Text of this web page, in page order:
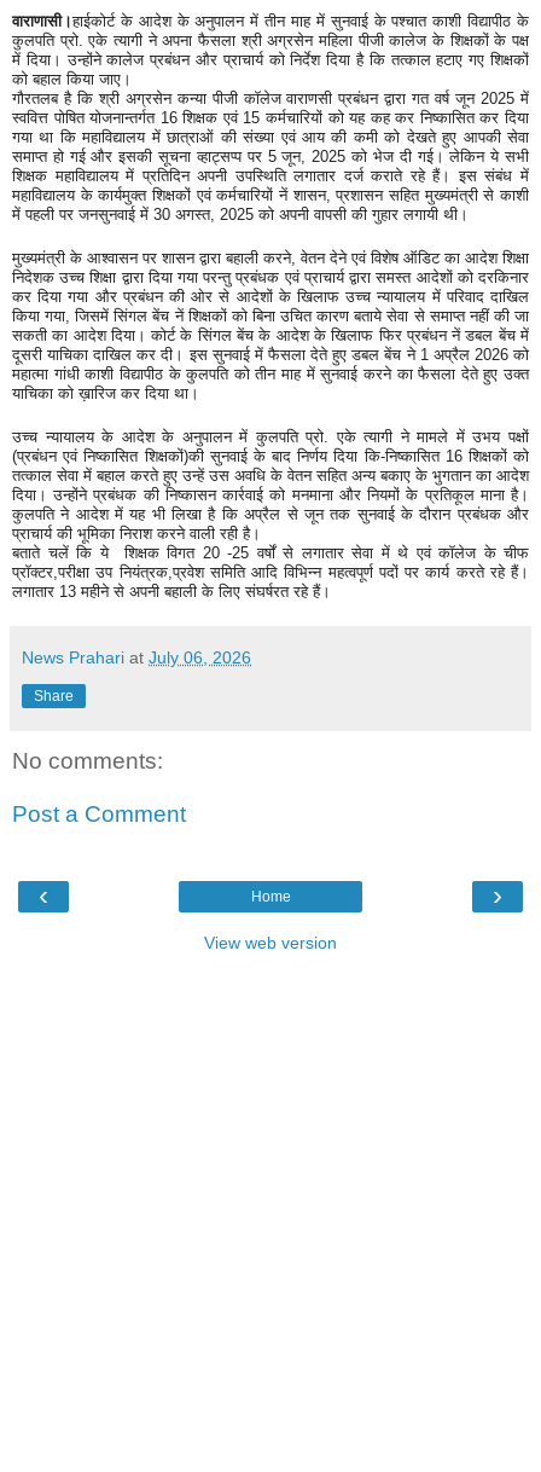
वाराणासी।हाईकोर्ट के आदेश के अनुपालन में तीन माह में सुनवाई के पश्चात काशी विद्यापीठ के
कुलपति प्रो. एके त्यागी ने अपना फैसला श्री अग्रसेन महिला पीजी कालेज के शिक्षकों के पक्ष
में दिया। उन्होंने कालेज प्रबंधन और प्राचार्य को निर्देश दिया है कि तत्काल हटाए गए शिक्षकों
को बहाल किया जाए।
गौरतलब है कि श्री अग्रसेन कन्या पीजी कॉलेज वाराणसी प्रबंधन द्वारा गत वर्ष जून 2025 में
स्ववित्त पोषित योजनान्तर्गत 16 शिक्षक एवं 15 कर्मचारियों को यह कह कर निष्कासित कर दिया
गया था कि महाविद्यालय में छात्राओं की संख्या एवं आय की कमी को देखते हुए आपकी सेवा
समाप्त हो गई और इसकी सूचना व्हाट्सप्प पर 5 जून, 2025 को भेज दी गई। लेकिन ये सभी
शिक्षक महाविद्यालय में प्रतिदिन अपनी उपस्थिति लगातार दर्ज कराते रहे हैं। इस संबंध में
महाविद्यालय के कार्यमुक्त शिक्षकों एवं कर्मचारियों नें शासन, प्रशासन सहित मुख्यमंत्री से काशी
में पहली पर जनसुनवाई में 30 अगस्त, 2025 को अपनी वापसी की गुहार लगायी थी।
मुख्यमंत्री के आश्वासन पर शासन द्वारा बहाली करने, वेतन देने एवं विशेष ऑडिट का आदेश शिक्षा
निदेशक उच्च शिक्षा द्वारा दिया गया परन्तु प्रबंधक एवं प्राचार्य द्वारा समस्त आदेशों को दरकिनार
कर दिया गया और प्रबंधन की ओर से आदेशों के खिलाफ उच्च न्यायालय में परिवाद दाखिल
किया गया, जिसमें सिंगल बेंच नें शिक्षकों को बिना उचित कारण बताये सेवा से समाप्त नहीं की जा
सकती का आदेश दिया। कोर्ट के सिंगल बेंच के आदेश के खिलाफ फिर प्रबंधन नें डबल बेंच में
दूसरी याचिका दाखिल कर दी। इस सुनवाई में फैसला देते हुए डबल बेंच ने 1 अप्रैल 2026 को
महात्मा गांधी काशी विद्यापीठ के कुलपति को तीन माह में सुनवाई करने का फैसला देते हुए उक्त
याचिका को ख़ारिज कर दिया था।
उच्च न्यायालय के आदेश के अनुपालन में कुलपति प्रो. एके त्यागी ने मामले में उभय पक्षों
(प्रबंधन एवं निष्कासित शिक्षकों)की सुनवाई के बाद निर्णय दिया कि-निष्कासित 16 शिक्षकों को
तत्काल सेवा में बहाल करते हुए उन्हें उस अवधि के वेतन सहित अन्य बकाए के भुगतान का आदेश
दिया। उन्होंने प्रबंधक की निष्कासन कार्रवाई को मनमाना और नियमों के प्रतिकूल माना है।
कुलपति ने आदेश में यह भी लिखा है कि अप्रैल से जून तक सुनवाई के दौरान प्रबंधक और
प्राचार्य की भूमिका निराश करने वाली रही है।
बताते चलें कि ये शिक्षक विगत 20 -25 वर्षों से लगातार सेवा में थे एवं कॉलेज के चीफ
प्रॉक्टर,परीक्षा उप नियंत्रक,प्रवेश समिति आदि विभिन्न महत्वपूर्ण पदों पर कार्य करते रहे हैं।
लगातार 13 महीने से अपनी बहाली के लिए संघर्षरत रहे हैं।
News Prahari at July 06, 2026
Share
No comments:
Post a Comment
‹ ›
Home
View web version